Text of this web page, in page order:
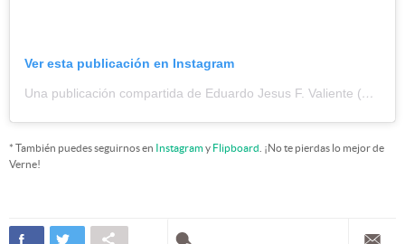
Ver esta publicación en Instagram
Una publicación compartida de Eduardo Jesus F. Valiente (@edujeszgz)
* También puedes seguirnos en Instagramy Flipboard . ¡No te pierdas lo mejor de
Verne!